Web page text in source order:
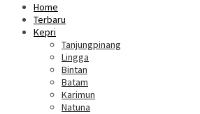
Home
Terbaru
Kepri
Tanjungpinang
Lingga
Bintan
Batam
Karimun
Natuna